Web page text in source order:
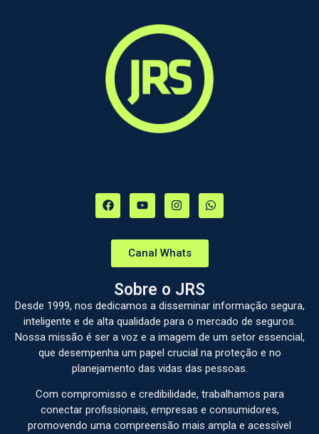
Canal Whats
Sobre o JRS
Desde 1999, nos dedicamos a disseminar informação segura,
inteligente e de alta qualidade para o mercado de seguros.
Nossa missão é ser a voz e a imagem de um setor essencial,
que desempenha um papel crucial na proteção e no
planejamento das vidas das pessoas.
Com compromisso e credibilidade, trabalhamos para
conectar profissionais, empresas e consumidores,
promovendo uma compreensão mais ampla e acessível